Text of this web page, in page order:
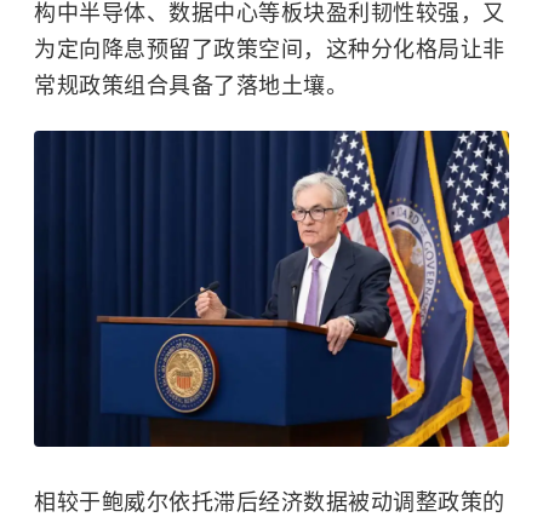
构中半导体、数据中心等板块盈利韧性较强，又
为定向降息预留了政策空间，这种分化格局让非
常规政策组合具备了落地土壤。
相较于鲍威尔依托滞后经济数据被动调整政策的